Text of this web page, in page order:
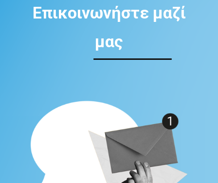
Επικοινωνήστε μαζί
μας